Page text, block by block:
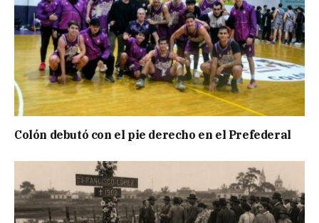
Colón debutó con el pie derecho en el Prefederal